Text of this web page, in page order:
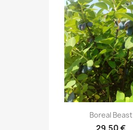
Boreal Beast